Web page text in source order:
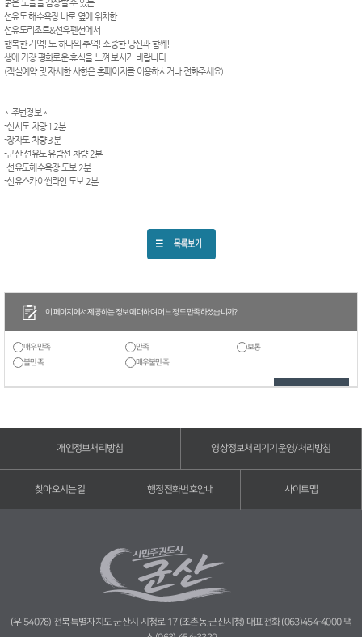
붉은 노을을 감상할 수 있는
선유도 해수욕장 바로 옆에 위치한
선유도리조트&선유펜션에서
행복한 기억! 또 하나의 추억! 소중한 당신과 함께!
생애 가장 평화로운 휴식을 느껴 보시기 바랍니다.
(객실예약 및 자세한 사항은 홈페이지를 이용하시거나 전화주세요)
* 주변정보 *
-신시도 차량 12분
-장자도 차량 3분
-군산 선유도 유람선 차량 2분
-선유도해수욕장 도보 2분
-선유스카이썬라인 도보 2분
이 페이지에서 제공하는 정보에 대하여 어느 정도 만족하셨습니까?
매우만족 만족
보통
불만족
매우불만족
개인정보처리방침 영상정보처리기기운영/처리방침
찾아오시는길 행정전화번호안내 사이트맵
(우 54078) 전북특별자치도 군산시 시청로 17 (조촌동,군산시청) 대표전화 (063)454-4000 팩